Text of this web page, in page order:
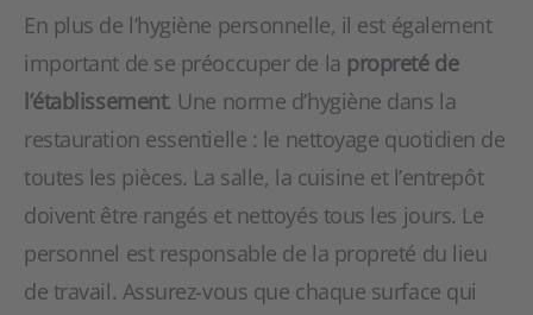
En plus de l’hygiène personnelle, il est également
important de se préoccuper de la propreté de
l’établissement. Une norme d’hygiène dans la
restauration essentielle : le nettoyage quotidien de
toutes les pièces. La salle, la cuisine et l’entrepôt
doivent être rangés et nettoyés tous les jours. Le
personnel est responsable de la propreté du lieu
de travail. Assurez-vous que chaque surface qui